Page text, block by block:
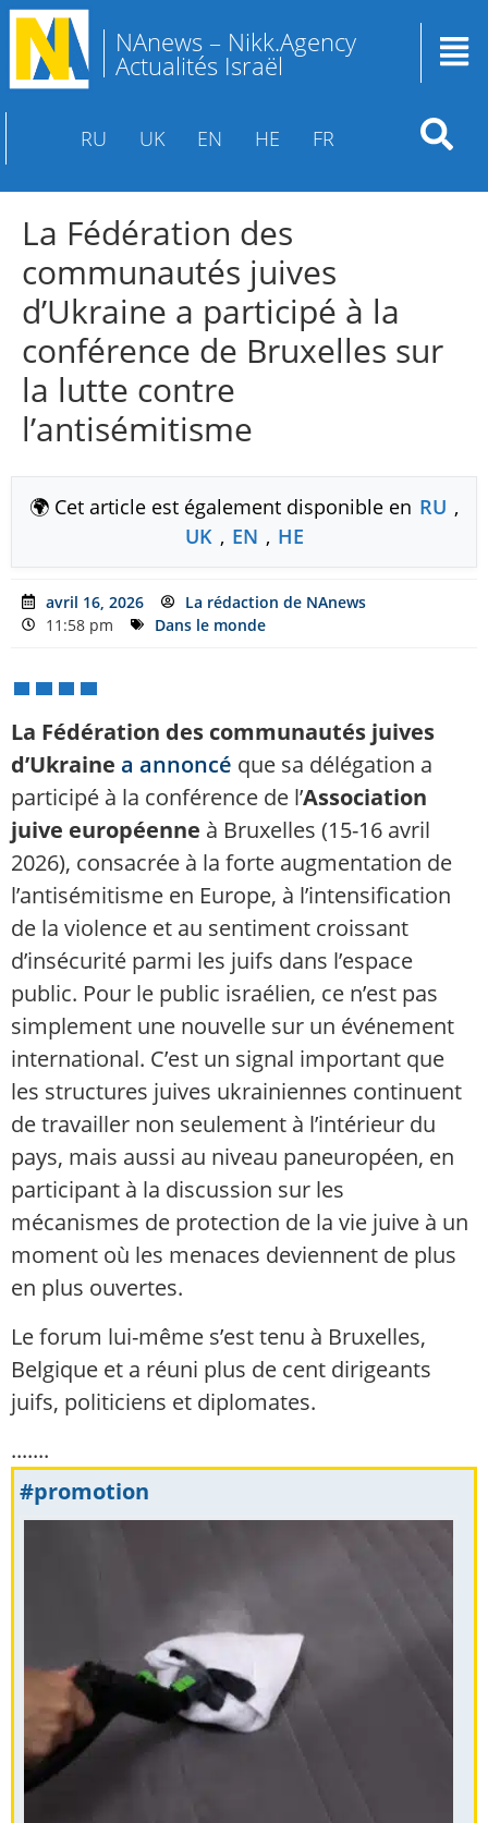
NAnews – Nikk.Agency
Actualités Israël
RU UK EN HE FR
La Fédération des
communautés juives
d’Ukraine a participé à la
conférence de Bruxelles sur
la lutte contre
l’antisémitisme
🌍 Cet article est également disponible en RU ,
UK , EN , HE
avril 16, 2026
La rédaction de NAnews
11:58 pm
Dans le monde
La Fédération des communautés juives
d’Ukraine a annoncé que sa délégation a
participé à la conférence de l’Association
juive européenne à Bruxelles (15-16 avril
2026), consacrée à la forte augmentation de
l’antisémitisme en Europe, à l’intensification
de la violence et au sentiment croissant
d’insécurité parmi les juifs dans l’espace
public. Pour le public israélien, ce n’est pas
simplement une nouvelle sur un événement
international. C’est un signal important que
les structures juives ukrainiennes continuent
de travailler non seulement à l’intérieur du
pays, mais aussi au niveau paneuropéen, en
participant à la discussion sur les
mécanismes de protection de la vie juive à un
moment où les menaces deviennent de plus
en plus ouvertes.
Le forum lui-même s’est tenu à Bruxelles,
Belgique et a réuni plus de cent dirigeants
juifs, politiciens et diplomates.
.......
#promotion